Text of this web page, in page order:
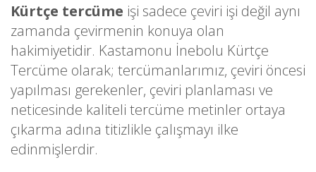
Kürtçe tercüme işi sadece çeviri işi değil aynı
zamanda çevirmenin konuya olan
hakimiyetidir. Kastamonu İnebolu Kürtçe
Tercüme olarak; tercümanlarımız, çeviri öncesi
yapılması gerekenler, çeviri planlaması ve
neticesinde kaliteli tercüme metinler ortaya
çıkarma adına titizlikle çalışmayı ilke
edinmişlerdir.